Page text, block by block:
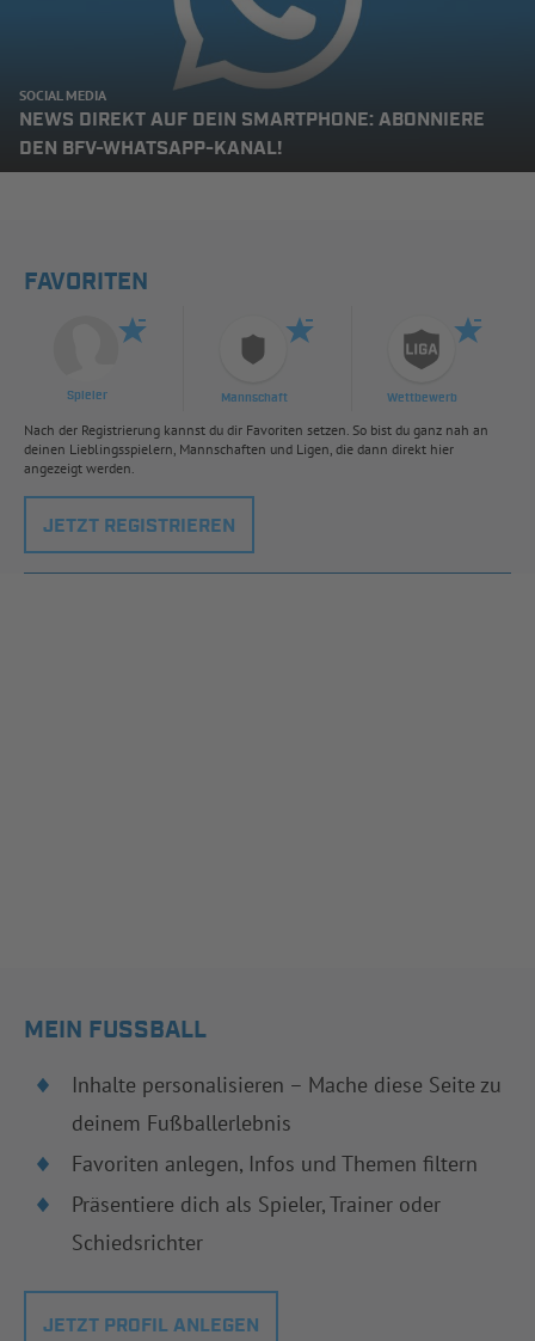
SOCIAL MEDIA
NEWS DIREKT AUF DEIN SMARTPHONE: ABONNIERE
DEN BFV-WHATSAPP-KANAL!
FAVORITEN
Spieler Mannschaft Wettbewerb
Nach der Registrierung kannst du dir Favoriten setzen. So bist du ganz nah an
deinen Lieblingsspielern, Mannschaften und Ligen, die dann direkt hier
angezeigt werden.
JETZT REGISTRIEREN
MEIN FUSSBALL
Inhalte personalisieren – Mache diese Seite zu
deinem Fußballerlebnis
Favoriten anlegen, Infos und Themen filtern
Präsentiere dich als Spieler, Trainer oder
Schiedsrichter
JETZT PROFIL ANLEGEN